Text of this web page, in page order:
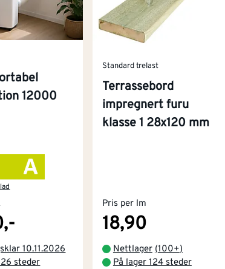
12000
10.11.2026
steder
Standard trelast
Terrassebord
impregnert furu
klasse 1 28x120 mm
Pris per lm
18,90
Nettlager (100+)
På lager 124 steder